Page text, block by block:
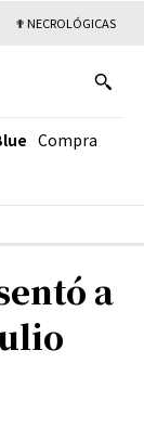
✟ NECROLÓGICAS
Compra
a